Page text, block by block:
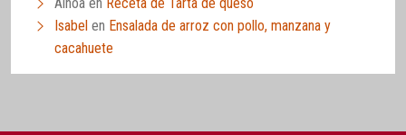
Isabel en Ensalada de arroz con pollo, manzana y
cacahuete